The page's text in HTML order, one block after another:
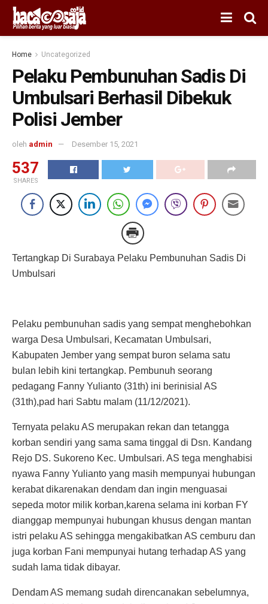
Home Uncategorized
Pelaku Pembunuhan Sadis Di
Umbulsari Berhasil Dibekuk
Polisi Jember
oleh admin Desember 15, 2021
537
SHARES
Tertangkap Di Surabaya Pelaku Pembunuhan Sadis Di
Umbulsari
Pelaku pembunuhan sadis yang sempat menghebohkan
warga Desa Umbulsari, Kecamatan Umbulsari,
Kabupaten Jember yang sempat buron selama satu
bulan lebih kini tertangkap. Pembunuh seorang
pedagang Fanny Yulianto (31th) ini berinisial AS
(31th),pad hari Sabtu malam (11/12/2021).
Ternyata pelaku AS merupakan rekan dan tetangga
korban sendiri yang sama sama tinggal di Dsn. Kandang
Rejo DS. Sukoreno Kec. Umbulsari. AS tega menghabisi
nyawa Fanny Yulianto yang masih mempunyai hubungan
kerabat dikarenakan dendam dan ingin menguasai
sepeda motor milik korban,karena selama ini korban FY
dianggap mempunyai hubungan khusus dengan mantan
istri pelaku AS sehingga mengakibatkan AS cemburu dan
juga korban Fani mempunyai hutang terhadap AS yang
sudah lama tidak dibayar.
Dendam AS memang sudah direncanakan sebelumnya,